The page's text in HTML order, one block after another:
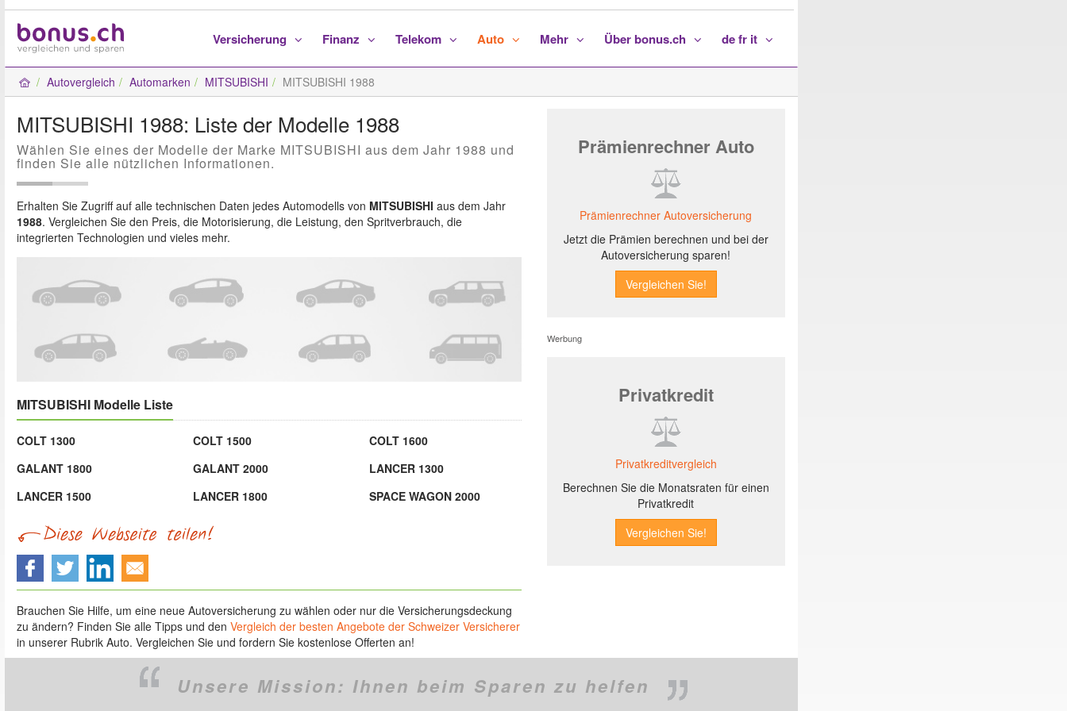
Versicherung Finanz Telekom Auto Mehr Über bonus.ch de fr it
Autovergleich Automarken MITSUBISHI MITSUBISHI 1988
MITSUBISHI 1988: Liste der Modelle 1988
Wählen Sie eines der Modelle der Marke MITSUBISHI aus dem Jahr 1988 und
finden Sie alle nützlichen Informationen.
Erhalten Sie Zugriff auf alle technischen Daten jedes Automodells von MITSUBISHI aus dem Jahr
1988. Vergleichen Sie den Preis, die Motorisierung, die Leistung, den Spritverbrauch, die
integrierten Technologien und vieles mehr.
MITSUBISHI Modelle Liste
COLT 1300 COLT 1500
COLT 1600
GALANT 1800
GALANT 2000
LANCER 1300
LANCER 1500
LANCER 1800 SPACE WAGON 2000
Brauchen Sie Hilfe, um eine neue Autoversicherung zu wählen oder nur die Versicherungsdeckung
zu ändern? Finden Sie alle Tipps und den Vergleich der besten Angebote der Schweizer Versicherer
in unserer Rubrik Auto. Vergleichen Sie und fordern Sie kostenlose Offerten an!
Prämienrechner Auto
Prämienrechner Autoversicherung
Jetzt die Prämien berechnen und bei der
Autoversicherung sparen!
Werbung
Privatkredit
Privatkreditvergleich
Berechnen Sie die Monatsraten für einen
Privatkredit
Unsere Mission: Ihnen beim Sparen zu helfen